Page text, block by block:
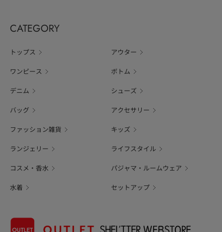
CATEGORY
トップス アウター
ワンピース ボトム
デニム シューズ
バッグ アクセサリー
ファッション雑貨 キッズ
ランジェリー ライフスタイル
コスメ・香水 パジャマ・ルームウェア
水着 セットアップ